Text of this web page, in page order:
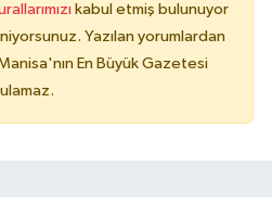
kabul etmiş bulunuyor
Yazılan yorumlardan
En Büyük Gazetesi